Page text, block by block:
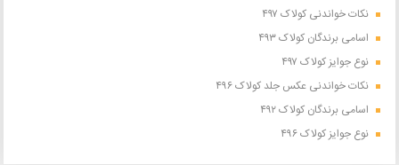
نکات خواندنی کولاک ۴۹۷
اسامی برندگان کولاک ۴۹۳
نوع جوایز کولاک ۴۹۷
نکات خواندنی عکس جلد کولاک ۴۹۶
اسامی برندگان کولاک ۴۹۲
نوع جوایز کولاک ۴۹۶